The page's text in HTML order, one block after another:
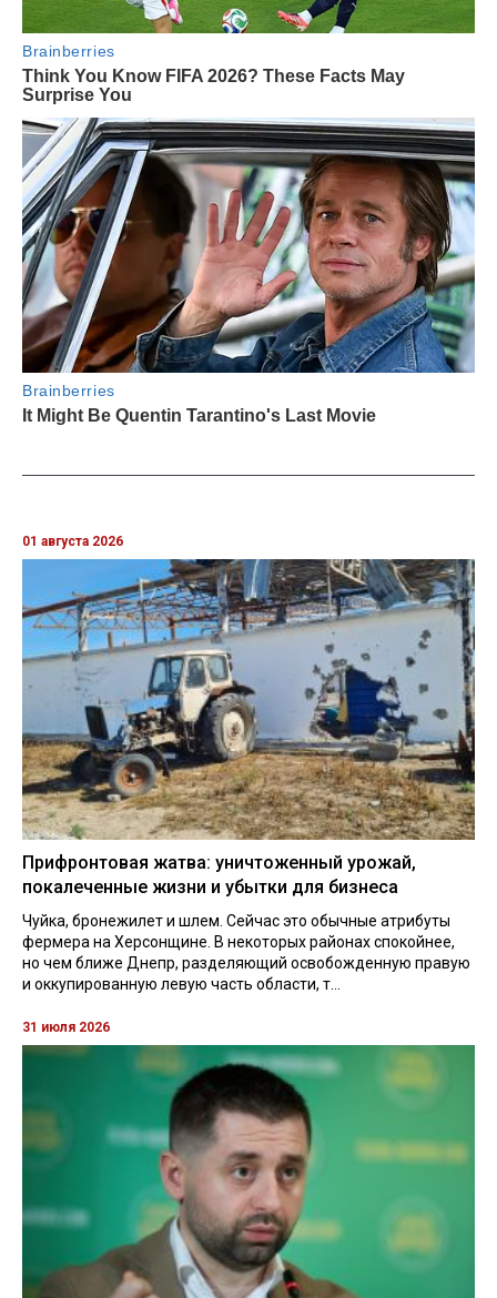
01 августа 2026
Прифронтовая жатва: уничтоженный урожай,
покалеченные жизни и убытки для бизнеса
Чуйка, бронежилет и шлем. Сейчас это обычные атрибуты
фермера на Херсонщине. В некоторых районах спокойнее,
но чем ближе Днепр, разделяющий освобожденную правую
и оккупированную левую часть области, т...
31 июля 2026